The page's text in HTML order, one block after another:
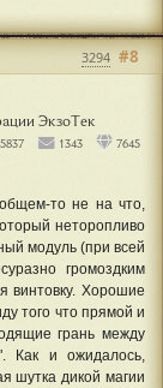
ЭкзоТек
5837 1343 7645
#8
3294
то не на что,
неторопливо
модуль (при всей
громоздким
винтовку. Хорошие
того что прямой и
грань между
Как и ожидалось,
шутка дикой магии